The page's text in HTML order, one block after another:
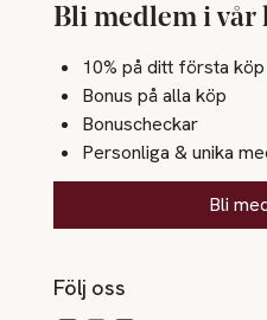
Bli medlem i
10% på ditt första
Bonus på alla köp
Bonuscheckar
Personliga & unika
Bli
Följ oss